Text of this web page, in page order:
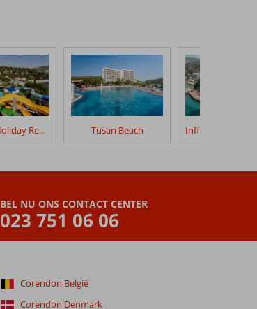
Pine Bay Holiday Resort Tusan Beach
BEL NU ONS CONTACT CENTER
023 751 06 06
Corendon België
Corendon Denmark